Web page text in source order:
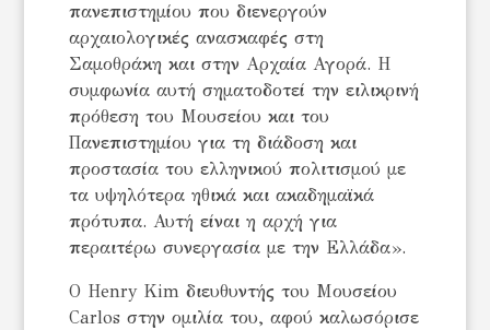
πανεπιστημίου που διενεργούν
αρχαιολογικές ανασκαφές στη
Σαμοθράκη και στην Αρχαία Αγορά. Η
συμφωνία αυτή σηματοδοτεί την ειλικρινή
πρόθεση του Μουσείου και του
Πανεπιστημίου για τη διάδοση και
προστασία του ελληνικού πολιτισμού με
τα υψηλότερα ηθικά και ακαδημαϊκά
πρότυπα. Αυτή είναι η αρχή για
περαιτέρω συνεργασία με την Ελλάδα».
Ο Henry Kim διευθυντής τoυ Μουσείου
Carlos στην ομιλία του, αφού καλωσόρισε